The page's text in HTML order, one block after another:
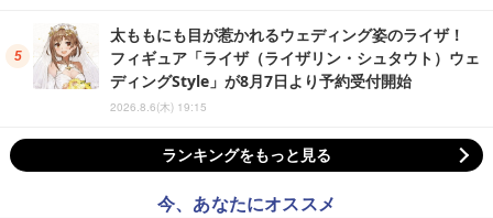
太ももにも目が惹かれるウェディング姿のライザ！
フィギュア「ライザ（ライザリン・シュタウト）ウェ
ディングStyle」が8月7日より予約受付開始
2026.8.6(木) 19:15
ランキングをもっと見る
今、あなたにオススメ